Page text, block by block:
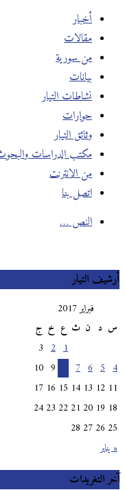
أخبار
مقالات
من سورية
بيانات
نشاطات التيار
حوارات
وثائق التيار
مكتب الدراسات والبحوث
من الانترنت
اتصل بنا
النص …
أرشيف التيار
فبراير 2017
س
ث خ ج
« يناير
10
11
12
13
14
15
16
17
18
19
20
21
22
23
24
25
26
27
28
آخر التغريدات